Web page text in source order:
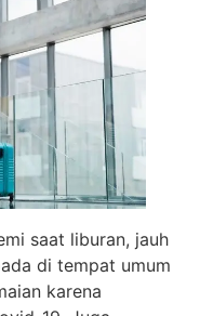
saat liburan, jauh
di tempat umum
karena